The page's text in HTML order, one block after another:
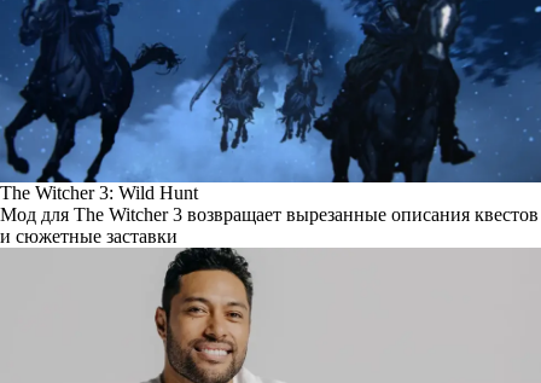
The Witcher 3: Wild Hunt
Мод для The Witcher 3 возвращает вырезанные описания квестов
и сюжетные заставки